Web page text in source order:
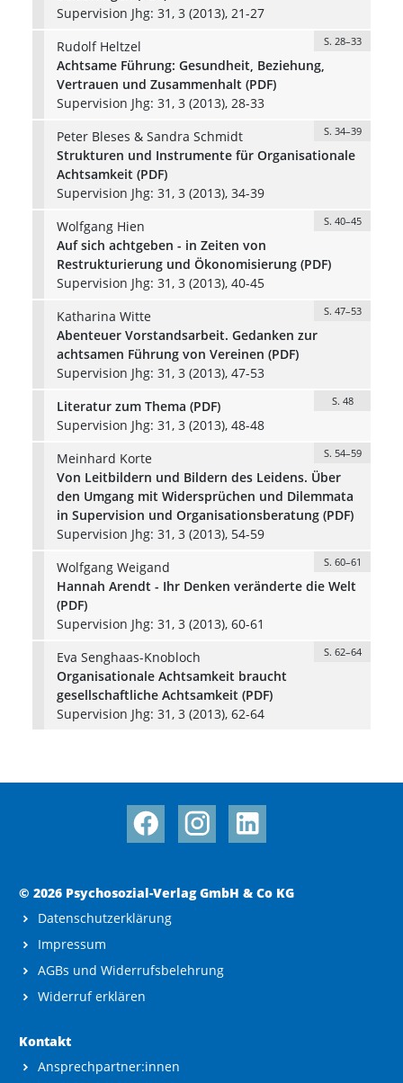
Supervision Jhg: 31, 3 (2013), 21-27
Rudolf Heltzel
S. 28–33
Achtsame Führung: Gesundheit, Beziehung,
Vertrauen und Zusammenhalt (PDF)
Supervision Jhg: 31, 3 (2013), 28-33
Peter Bleses & Sandra Schmidt
S. 34–39
Strukturen und Instrumente für Organisationale
Achtsamkeit (PDF)
Supervision Jhg: 31, 3 (2013), 34-39
Wolfgang Hien
S. 40–45
Auf sich achtgeben - in Zeiten von
Restrukturierung und Ökonomisierung (PDF)
Supervision Jhg: 31, 3 (2013), 40-45
Katharina Witte
S. 47–53
Abenteuer Vorstandsarbeit. Gedanken zur
achtsamen Führung von Vereinen (PDF)
Supervision Jhg: 31, 3 (2013), 47-53
S. 48
Literatur zum Thema (PDF)
Supervision Jhg: 31, 3 (2013), 48-48
Meinhard Korte
S. 54–59
Von Leitbildern und Bildern des Leidens. Über
den Umgang mit Widersprüchen und Dilemmata
in Supervision und Organisationsberatung (PDF)
Supervision Jhg: 31, 3 (2013), 54-59
Wolfgang Weigand
S. 60–61
Hannah Arendt - Ihr Denken veränderte die Welt
(PDF)
Supervision Jhg: 31, 3 (2013), 60-61
Eva Senghaas-Knobloch
S. 62–64
Organisationale Achtsamkeit braucht
gesellschaftliche Achtsamkeit (PDF)
Supervision Jhg: 31, 3 (2013), 62-64
© 2026 Psychosozial-Verlag GmbH & Co KG
Datenschutzerklärung
Impressum
AGBs und Widerrufsbelehrung
Widerruf erklären
Kontakt
Ansprechpartner:innen